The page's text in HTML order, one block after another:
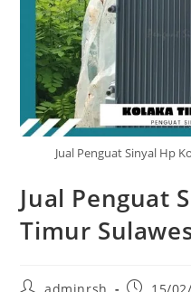
Jual Penguat Sinyal Hp
Jual Penguat
Timur
Postadminrsh
Post15/